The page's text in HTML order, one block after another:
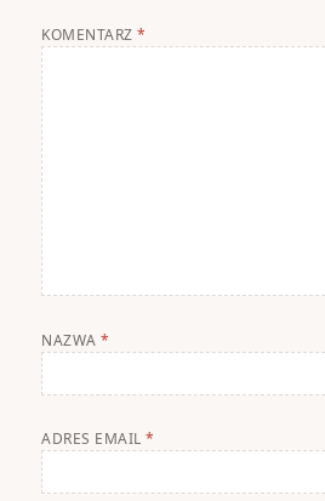
KOMENTARZ*
NAZWA*
ADRES EMAIL*